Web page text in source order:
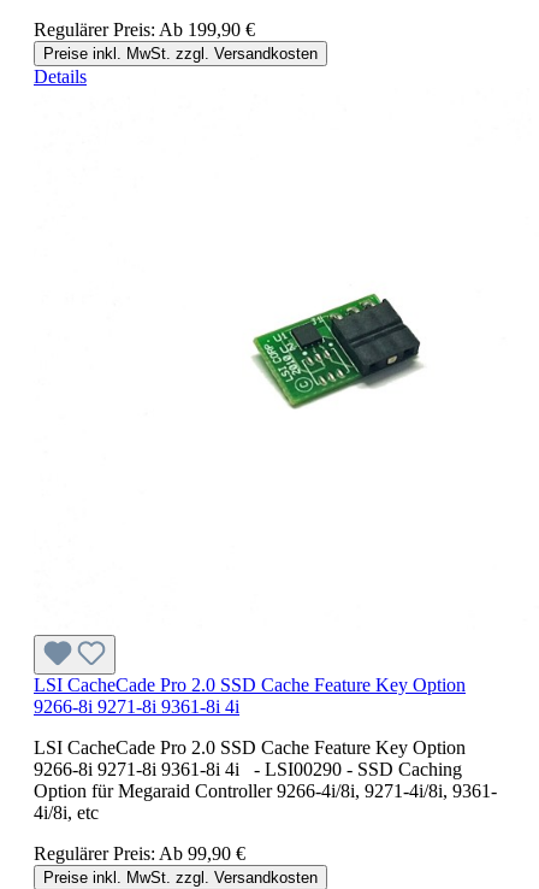
Regulärer Preis: Ab 199,90 €
Preise inkl. MwSt. zzgl. Versandkosten
Details
LSI CacheCade Pro 2.0 SSD Cache Feature Key Option
9266-8i 9271-8i 9361-8i 4i
LSI CacheCade Pro 2.0 SSD Cache Feature Key Option
9266-8i 9271-8i 9361-8i 4i - LSI00290 - SSD Caching
Option für Megaraid Controller 9266-4i/8i, 9271-4i/8i, 9361-
4i/8i, etc
Regulärer Preis: Ab 99,90 €
Preise inkl. MwSt. zzgl. Versandkosten